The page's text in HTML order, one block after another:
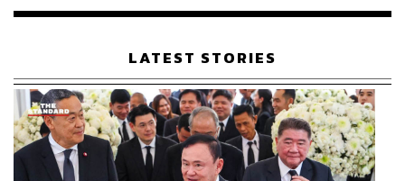
เรือนไทยที่ถูกซุกไว้
LATEST STORIES